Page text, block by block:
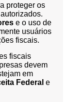
proteger os
e o uso de
usuários
fiscais.
fiscais
devem
em
Federal e